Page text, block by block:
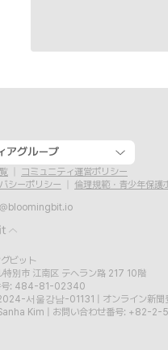
アグループ
コミュニティ運営ポリシー
シーポリシー
倫理規範・青少年保護
ビット
特別市 江南区 テヘラン路 217 10階
号: 484-81-02340
서울강남-01131
オンライン新
Kim
お問い合わせ番号: +82-